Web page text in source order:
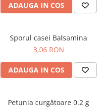
ADAUGA IN COS
Sporul casei Balsamina
3,06 RON
ADAUGA IN COS
Petunia curgătoare 0.2 g